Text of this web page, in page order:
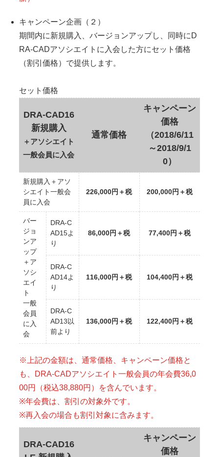
キャンペーン企画（２）
期間内に新規購入、バージョンアップし、同時にD
RA-CADアソシエイトに入会した方にセット価格
（割引価格）で提供します。
セット価格
DRA-CAD16
新規購入
＋アソシエイト
一般会員に入会
通常価格
キャンペーン
価格
（2018/6/11
～2018/9/1
0）
新規購入＋アソ
シエイト一般会
員に入会
226,000円＋税 200,000円＋税
バー
ジョ
ンア
ップ
＋ア
ソシ
エイ
ト
一般
会員
に入
会
DRA-C
AD15よ
り
86,000円＋税 77,400円＋税
DRA-C
AD14よ
り
116,000円＋税 104,400円＋税
DRA-C
AD13以
前より
136,000円＋税 122,400円＋税
※上記の金額は、通常価格、キャンペーン価格と
も、DRA-CADアソシエイト一般会員の年会費36,0
00円（税込38,880円）を含んでいます。
※年会費は、割引の対象外です。
※再入会の場合も割引対象に含みます。
DRA-CAD16
キャンペーン
価格